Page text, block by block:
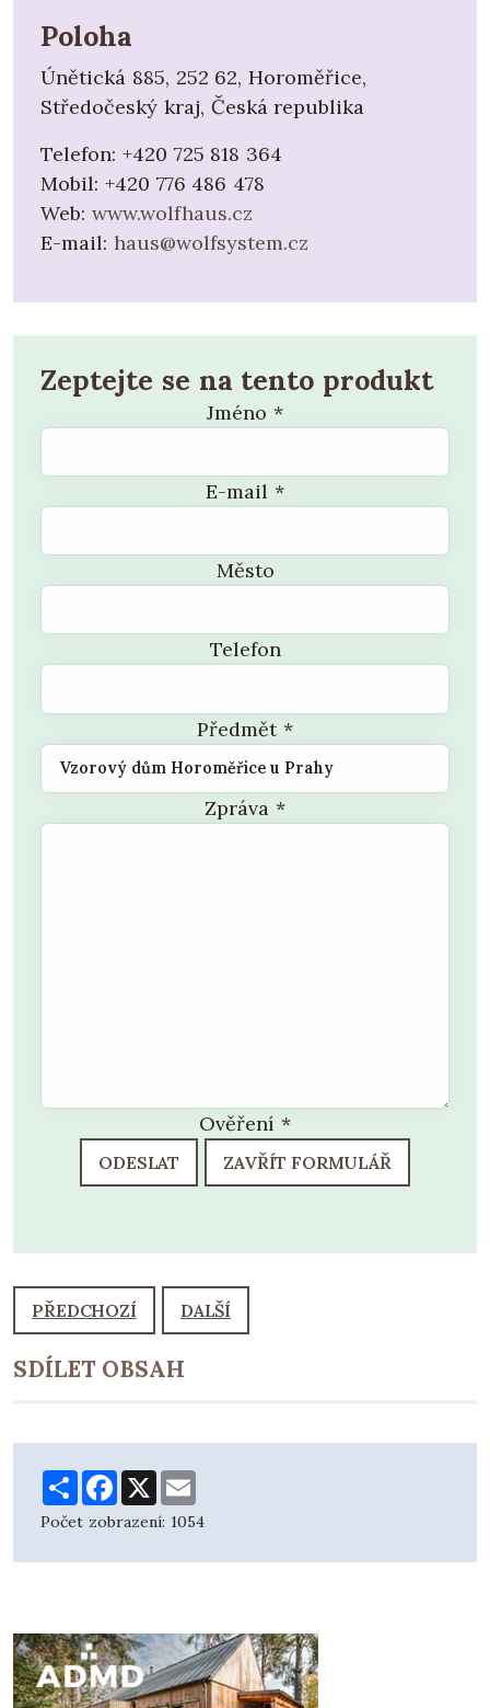
Poloha
Únětická 885, 252 62, Horoměřice,
Středočeský kraj, Česká republika
Telefon: +420 725 818 364
Mobil: +420 776 486 478
Web: www.wolfhaus.cz
E-mail: haus@wolfsystem.cz
Zeptejte se na tento produkt
Jméno *
E-mail *
Město
Telefon
Předmět*
Zpráva *
Ověření *
ODESLAT ZAVŘÍT FORMULÁŘ
PŘEDCHOZÍ DALŠÍ
SDÍLET OBSAH
ShareFacebook
X
Počet zobrazení: 1054